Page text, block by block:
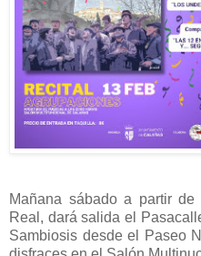
Mañana sábado a partir
Real, dará salida el
Sambiosis desde el Paseo